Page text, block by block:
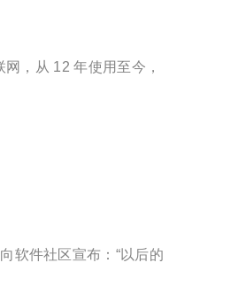
，从 12 年使用至今，
软件社区宣布：“以后的